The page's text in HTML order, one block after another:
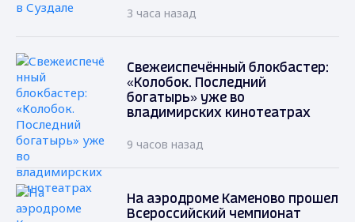
3 часа назад
Свежеиспечённый блокбастер:
«Колобок. Последний
богатырь» уже во
владимирских кинотеатрах
9 часов назад
На аэродроме Каменово прошел
Всероссийский чемпионат